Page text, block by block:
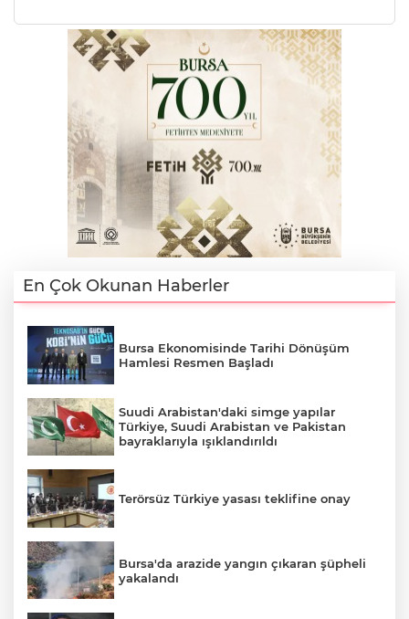
En Çok Okunan Haberler
Bursa Ekonomisinde Tarihi Dönüşüm
Hamlesi Resmen Başladı
Suudi Arabistan'daki simge yapılar
Türkiye, Suudi Arabistan ve Pakistan
bayraklarıyla ışıklandırıldı
Terörsüz Türkiye yasası teklifine onay
Bursa'da arazide yangın çıkaran şüpheli
yakalandı